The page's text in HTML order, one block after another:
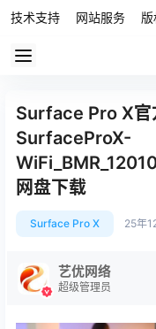
技术支持 网站服务
Surface Pro X官
SurfaceProX-
网盘下载
Surface Pro X 25年
艺优网络
超级管理员